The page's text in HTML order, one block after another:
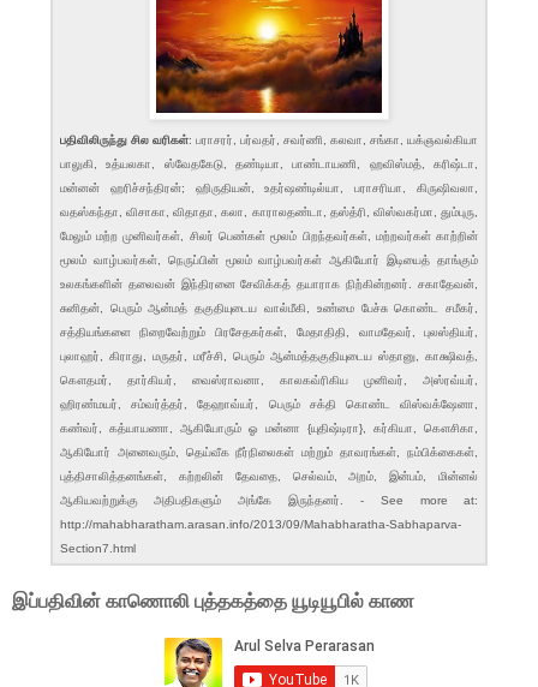
பதிவிலிருந்து சில வரிகள்: பராசரர், பர்வதர், சவர்ணி, கலவா, சங்கா, யக்ஞவல்கியா
பாலுகி, உத்யலகா, ஸ்வேதகேடு, தண்டியா, பாண்டாயணி, ஹவிஸ்மத், கரிஷ்டா,
மன்னன் ஹரிச்சந்திரன்; ஹிருதியன், உதர்ஷண்டில்யா, பராசரியா, கிருஷிவலா,
வதஸ்கந்தா, விசாகா, விதாதா, கலா, காராலதண்டா, தஸ்த்ரி, விஸ்வகர்மா, தும்புரு,
மேலும் மற்ற முனிவர்கள், சிலர் பெண்கள் மூலம் பிறந்தவர்கள், மற்றவர்கள் காற்றின்
மூலம் வாழ்பவர்கள், நெருப்பின் மூலம் வாழ்பவர்கள் ஆகியோர் இடியைத் தாங்கும்
உலகங்களின் தலைவன் இந்திரனை சேவிக்கத் தயாராக நிற்கின்றனர். சகாதேவன்,
சுனிதன், பெரும் ஆன்மத் தகுதியுடைய வால்மீகி, உண்மை பேச்சு கொண்ட சமீகர்,
சத்தியங்களை நிறைவேற்றும் பிரசேதகர்கள், மேதாதிதி, வாமதேவர், புலஸ்தியர்,
புலாஹர், கிராது, மருதர், மரீச்சி, பெரும் ஆன்மத்தகுதியுடைய ஸ்தானு, காக்ஷிவத்,
கௌதமர், தார்கியர், வைஸ்ராவனா, காலகவ்ரிகிய முனிவர், அஸ்ரவ்யர்,
ஹிரண்மயர், சம்வர்த்தர், தேஹாவ்யர், பெரும் சக்தி கொண்ட விஸ்வக்ஷேனா,
கண்வர், கத்யாயணா, ஆகியோரும் ஓ மன்னா {யுதிஷ்டிரா}, கர்கியா, கௌசிகா,
ஆகியோர் அனைவரும், தெய்வீக நீர்நிலைகள் மற்றும் தாவரங்கள், நம்பிக்கைகள்,
புத்திசாலித்தனங்கள், கற்றலின் தேவதை, செல்வம், அறம், இன்பம், மின்னல்
ஆகியவற்றுக்கு அதிபதிகளும் அங்கே இருந்தனர். - See more at:
http://mahabharatham.arasan.info/2013/09/Mahabharatha-Sabhaparva-
Section7.html
இப்பதிவின் காணொலி புத்தகத்தை யூடியூபில் காண